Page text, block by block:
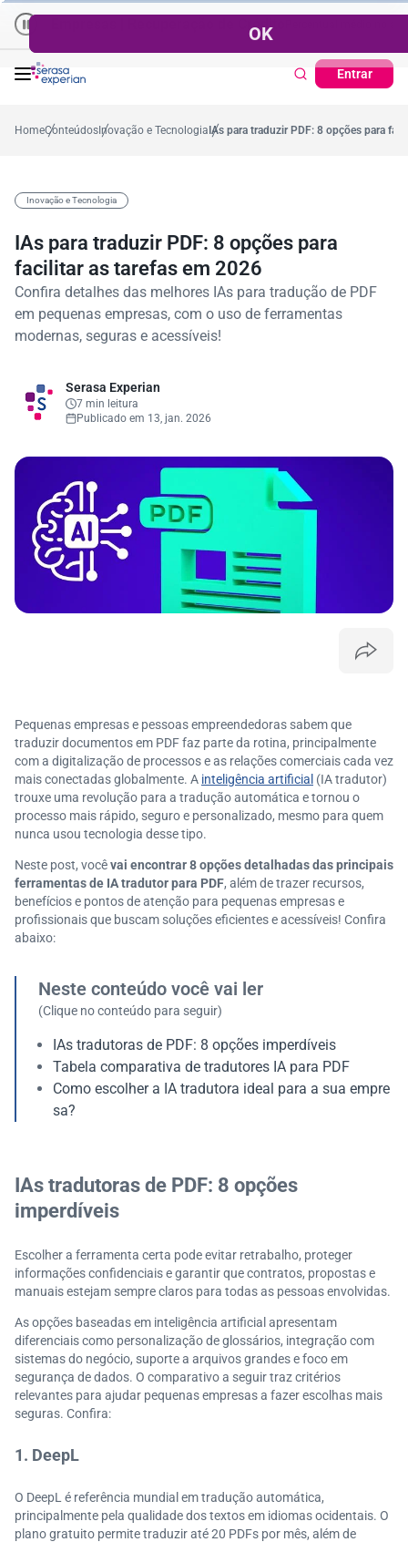
Empresas | Recuperação de Crédito
Entrar
53,7% Cartão de Crédito | Cadastro Positivo
HomeConteúdos Inovação e Tecnologia IAs para traduzir PDF: 8 opções para
Inovação e Tecnologia
IAs para traduzir PDF: 8 opções para
facilitar as tarefas em 2026
Confira detalhes das melhores IAs para tradução de PDF
em pequenas empresas, com o uso de ferramentas
modernas, seguras e acessíveis!
Serasa Experian
7 min leitura
Publicado em 13, jan. 2026
Pequenas empresas e pessoas empreendedoras sabem que
traduzir documentos em PDF faz parte da rotina, principalmente
com a digitalização de processos e as relações comerciais cada vez
mais conectadas globalmente. A inteligência artificial (IA tradutor)
trouxe uma revolução para a tradução automática e tornou o
processo mais rápido, seguro e personalizado, mesmo para quem
nunca usou tecnologia desse tipo.
Neste post, vocêvai encontrar 8 opções detalhadas das principais
ferramentas de IA tradutor para PDF, além de trazer recursos,
benefícios e pontos de atenção para pequenas empresas e
profissionais que buscam soluções eficientes e acessíveis! Confira
abaixo:
Neste conteúdo você vai ler
(Clique no conteúdo para seguir)
IAs tradutoras de PDF: 8 opções imperdíveis
Tabela comparativa de tradutores IA para PDF
Como escolher a IA tradutora ideal para a sua empre
sa?
IAs tradutoras de PDF: 8 opções
imperdíveis
Escolher a ferramenta certa pode evitar retrabalho, proteger
informações confidenciais e garantir que contratos, propostas e
manuais estejam sempre claros para todas as pessoas envolvidas.
As opções baseadas em inteligência artificial apresentam
diferenciais como personalização de glossários, integração com
sistemas do negócio, suporte a arquivos grandes e foco em
segurança de dados. O comparativo a seguir traz critérios
relevantes para ajudar pequenas empresas a fazer escolhas mais
seguras. Confira:
1. DeepL
O DeepL é referência mundial em tradução automática,
principalmente pela qualidade dos textos em idiomas ocidentais. O
plano gratuito permite traduzir até 20 PDFs por mês, além de